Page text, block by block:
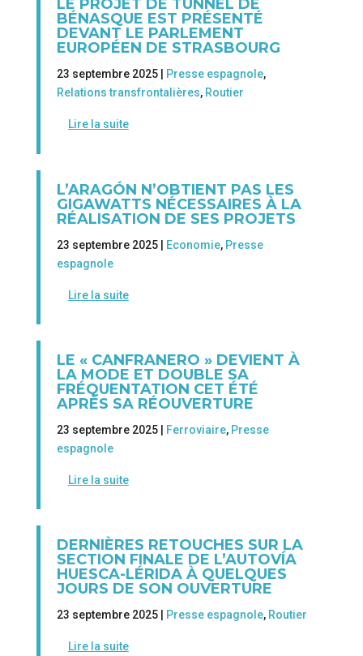
LE PROJET DE TUNNEL DE
BÉNASQUE EST PRÉSENTÉ
DEVANT LE PARLEMENT
EUROPÉEN DE STRASBOURG
23 septembre 2025 | Presse espagnole,
Relations transfrontalières, Routier
Lire la suite
L’ARAGÓN N’OBTIENT PAS LES
GIGAWATTS NÉCESSAIRES À LA
RÉALISATION DE SES PROJETS
23 septembre 2025 | Economie, Presse
espagnole
Lire la suite
LE « CANFRANERO » DEVIENT À
LA MODE ET DOUBLE SA
FRÉQUENTATION CET ÉTÉ
APRÈS SA RÉOUVERTURE
23 septembre 2025 | Ferroviaire, Presse
espagnole
Lire la suite
DERNIÈRES RETOUCHES SUR LA
SECTION FINALE DE L’AUTOVÍA
HUESCA-LÉRIDA À QUELQUES
JOURS DE SON OUVERTURE
23 septembre 2025 | Presse espagnole, Routier
Lire la suite